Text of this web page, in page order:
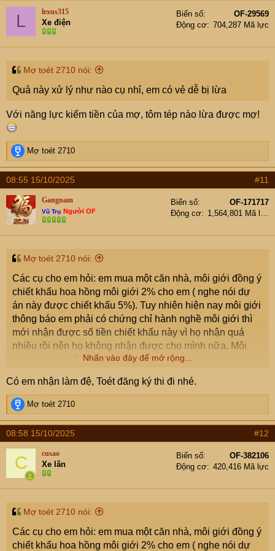
t
n
s
L lexus315
Xe điện
Biển số
OF-29569
Động cơ
704,287 Mã lực
Mợ toét 2710 nói:
Quả này xử lý như nào cụ nhỉ, em có vẻ dễ bị lừa
Với năng lực kiếm tiền của mợ, tôm tép nào lừa được mợ!
R
e
a
c
t
i
o
n
s
Mợ toét 2710
08:55 15/10/2025 #11
Gangnam
Vũ Trụ Người OF
Biển số
OF-171717
Động cơ
Mợ toét 2710 nói:
Các cụ cho em hỏi: em mua một căn nhà, môi giới đồng ý
chiết khấu hoa hồng môi giới 2% cho em ( nghe nói dự
án này được chiết khấu 5%). Tuy nhiên hiện nay môi giới
thông báo em phải có chứng chỉ hành nghề môi giới thì
mới nhận được số tiền chiết khấu này vì họ nhận quá
nhiều rồi nên họ không nhận được cho mình nữa. Môi
giới nói như vậy có phải là muốn cò quay làm khó em
Lúc ký hợp đồng họ yêu cầu em ký một cái hợp đồng môi
giới, em nghĩ là để hợp thức hóa khoản tiền này nên em
cũng đã đồng ý ký.
Cụ nào có chứng chỉ này có thể nhận tiền giúp em
không? và chi phí như thế nào inbox e ạ? Trường hợp
em tự đi học để lấy chứng chỉ hành nghề thì có khó lắm
không và học ở đâu thì uy tín? Em tham khảo trên mạng
thì thấy nói năm chỉ tổ chức 1 đến 2 lần thi chứng chỉ thôi
nghề môi giới bđs cũng nên
Nhấn vào đây để mở rộng...
Có em nhận làm đệ, Toét đăng ký thi đi nhé.
R
e
a
c
t
i
o
n
s
Mợ toét 2710
08:58 15/10/2025 #12
C cusao
Xe lăn
Biển số
OF-382106
Động cơ
420,416 Mã lực
Mợ toét 2710 nói:
Các cụ cho em hỏi: em mua một căn nhà, môi giới đồng ý
chiết khấu hoa hồng môi giới 2% cho em ( nghe nói dự